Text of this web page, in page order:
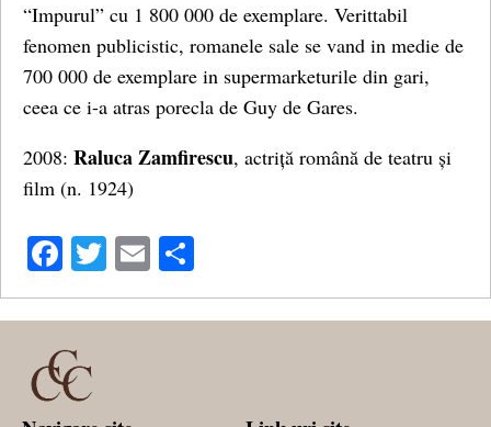
“Impurul” cu 1 800 000 de exemplare. Verittabil
fenomen publicistic, romanele sale se vand in medie de
700 000 de exemplare in supermarketurile din gari,
ceea ce i-a atras porecla de Guy de Gares.
2008: Raluca Zamfirescu, actriță română de teatru și
film (n. 1924)
Facebook
Twitter
Email